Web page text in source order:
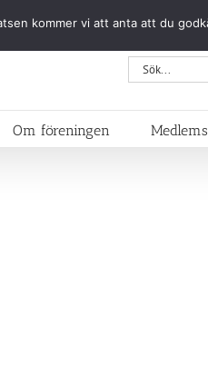
Sök
efter:
Om föreningen
kommer vi att anta att du